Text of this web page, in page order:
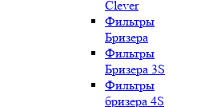
Clever
Фильтры
Бризера
Фильтры
Бризера 3S
Фильтры
бризера 4S